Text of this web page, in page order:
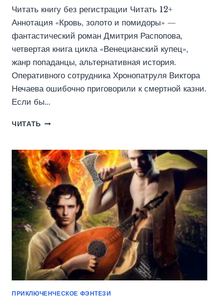
Читать книгу без регистрации Читать 12+
Аннотация «Кровь, золото и помидоры» —
фантастический роман Дмитрия Распопова,
четвертая книга цикла «Венецианский купец»,
жанр попаданцы, альтернативная история.
Оперативного сотрудника Хронопатруля Виктора
Нечаева ошибочно приговорили к смертной казни.
Если бы…
ЧИТАТЬ ВЕНЕЦИАНСКИЙ
4.
КРОВЬ,
ЗОЛОТО
И
ПОМИДОРЫ
(ИДДК)
ПРИКЛЮЧЕНЧЕСКОЕ ФЭНТЕЗИ